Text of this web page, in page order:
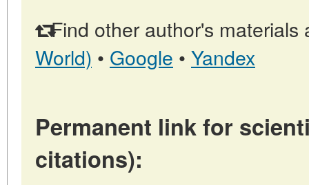
Find other author's materials
World) • Google • Yandex
Permanent link for
citations):